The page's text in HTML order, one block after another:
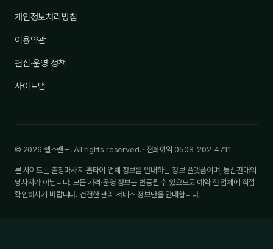
개인정보처리방침
이용약관
편집·운영 정책
사이트맵
© 2026 헬스랜드. All rights reserved. · 전화예약 0508-202-4711
본 사이트는 출장마사지·홈타이 업체 정보를 안내하는 정보 플랫폼이며, 통신판매의
당사자가 아닙니다. 모든 가격·운영 정보는 변동될 수 있으므로 예약 전 업체에 직접
확인하시기 바랍니다. 건전한 관리 서비스 정보만을 안내합니다.